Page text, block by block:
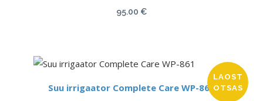
95.00 €
LAOST
OTSAS
Suu irrigaator Complete Care WP-861